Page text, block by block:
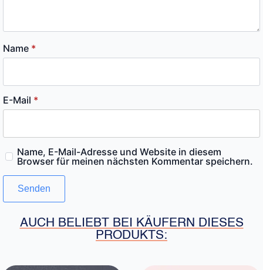
Name *
E-Mail *
Name, E-Mail-Adresse und Website in diesem
Browser für meinen nächsten Kommentar speichern.
AUCH BELIEBT BEI KÄUFERN DIESES
PRODUKTS: